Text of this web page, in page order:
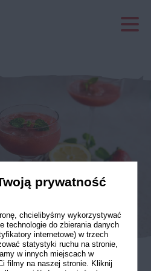
prywatność
chcielibyśmy wykorzystywać
technologie do zbierania danych
internetowe) w trzech
statystyki ruchu na stronie,
w innych miejscach w
filmy na naszej stronie. Kliknij